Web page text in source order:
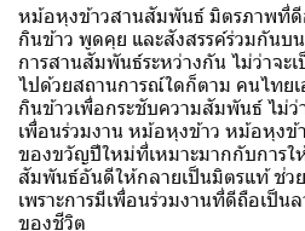
หม้อหุงข้าวสานสัมพันธ์ มิตรภาพที่ดี
กินข้าว พูดคุย และสังสรรค์ร่วมกันบ
การสานสัมพันธ์ระหว่างกัน ไม่ว่าจะ
ไปด้วยสถานการณ์ใดก็ตาม คนไทย
กินข้าวเพื่อกระชับความสัมพันธ์ ไม่
เพื่อนร่วมงาน หม้อหุงข้าว หม้อหุงข้
ของขวัญปีใหม่ที่เหมาะมากกับการใ
สัมพันธ์อันดีให้กลายเป็นมิตรแท้ ช่
เพราะการมีเพื่อนร่วมงานที่ดีถือเป็น
ของชีวิต